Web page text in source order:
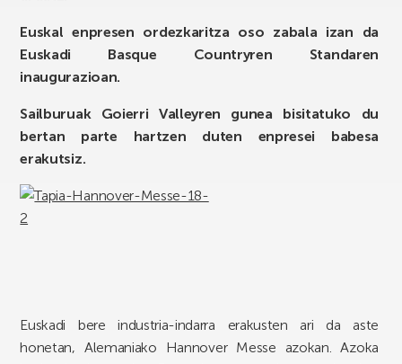
Euskal enpresen ordezkaritza oso zabala izan da
Euskadi Basque Countryren Standaren
inaugurazioan.
Sailburuak Goierri Valleyren gunea bisitatuko du
bertan parte hartzen duten enpresei babesa
erakutsiz.
Euskadi bere industria-indarra erakusten ari da aste
honetan, Alemaniako Hannover Messe azokan. Azoka